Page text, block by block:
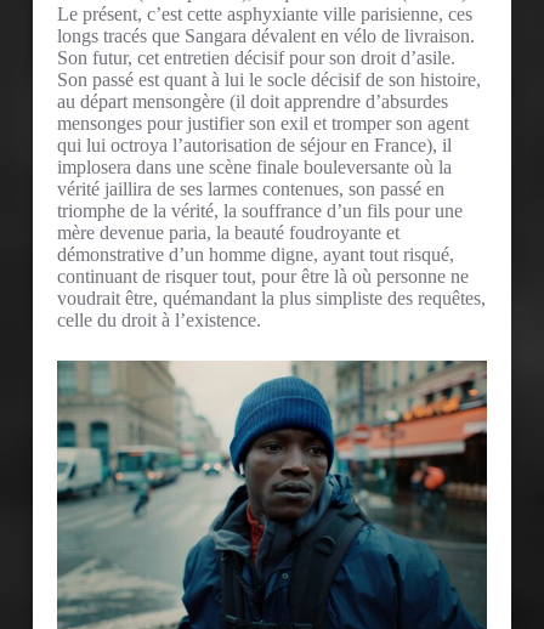
Le présent, c’est cette asphyxiante ville parisienne, ces
longs tracés que Sangara dévalent en vélo de livraison.
Son futur, cet entretien décisif pour son droit d’asile.
Son passé est quant à lui le socle décisif de son histoire,
au départ mensongère (il doit apprendre d’absurdes
mensonges pour justifier son exil et tromper son agent
qui lui octroya l’autorisation de séjour en France), il
implosera dans une scène finale bouleversante où la
vérité jaillira de ses larmes contenues, son passé en
triomphe de la vérité, la souffrance d’un fils pour une
mère devenue paria, la beauté foudroyante et
démonstrative d’un homme digne, ayant tout risqué,
continuant de risquer tout, pour être là où personne ne
voudrait être, quémandant la plus simpliste des requêtes,
celle du droit à l’existence.